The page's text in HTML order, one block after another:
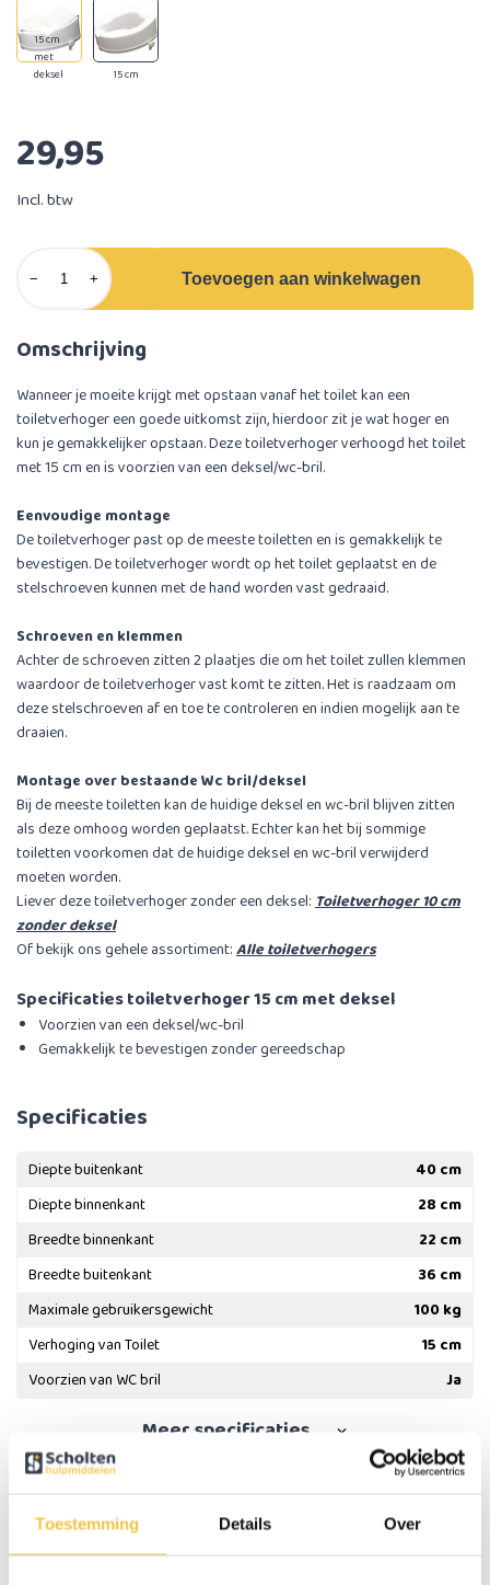
Toestemming Details Over
15 cm
15 cm
met
deksel
29,95
Incl. btw
− + Toevoegen aan winkelwagen
Omschrijving
Wanneer je moeite krijgt met opstaan vanaf het toilet kan een
toiletverhoger een goede uitkomst zijn, hierdoor zit je wat hoger en
kun je gemakkelijker opstaan. Deze toiletverhoger verhoogd het toilet
met 15 cm en is voorzien van een deksel/wc-bril.
Eenvoudige montage
De toiletverhoger past op de meeste toiletten en is gemakkelijk te
bevestigen. De toiletverhoger wordt op het toilet geplaatst en de
stelschroeven kunnen met de hand worden vast gedraaid.
Schroeven en klemmen
Achter de schroeven zitten 2 plaatjes die om het toilet zullen klemmen
waardoor de toiletverhoger vast komt te zitten. Het is raadzaam om
deze stelschroeven af en toe te controleren en indien mogelijk aan te
draaien.
Montage over bestaande Wc bril/deksel
Bij de meeste toiletten kan de huidige deksel en wc-bril blijven zitten
als deze omhoog worden geplaatst. Echter kan het bij sommige
toiletten voorkomen dat de huidige deksel en wc-bril verwijderd
moeten worden.
Liever deze toiletverhoger zonder een deksel:Toiletverhoger 10 cm
zonder deksel
Of bekijk ons gehele assortiment:Alle toiletverhogers
Specificaties toiletverhoger 15 cm met deksel
Voorzien van een deksel/wc-bril
Gemakkelijk te bevestigen zonder gereedschap
Specificaties
Diepte buitenkant
40 cm
Diepte binnenkant
28 cm
Breedte binnenkant
22 cm
Breedte buitenkant
36 cm
Maximale gebruikersgewicht
100 kg
Verhoging van Toilet
15 cm
Voorzien van WC bril
Ja
Meerspecificaties
Persoonlijk advies
Start chat